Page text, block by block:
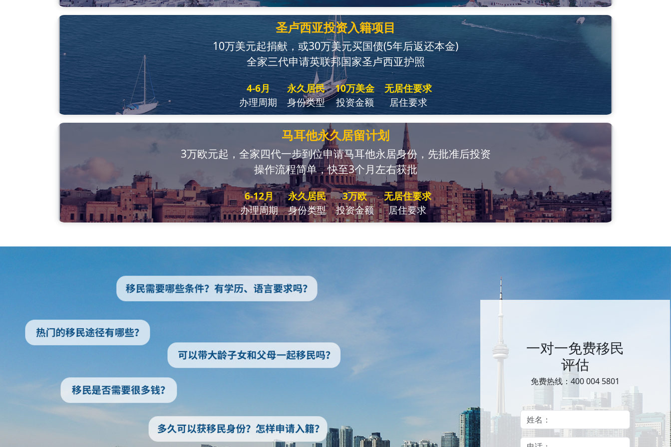
圣卢西亚投资入籍项目
10万美元起捐献，或30万美元买国债(5年后返还本金)
全家三代申请英联邦国家圣卢西亚护照
4-6月
办理周期
永久居民
身份类型
10万美金
投资金额
无居住要求
居住要求
马耳他永久居留计划
3万欧元起，全家四代一步到位申请马耳他永居身份，先批准后投资
操作流程简单，快至3个月左右获批
6-12月
办理周期
永久居民
身份类型
3万欧
投资金额
无居住要求
居住要求
一对一免费移民
评估
免费热线：400 004 5801